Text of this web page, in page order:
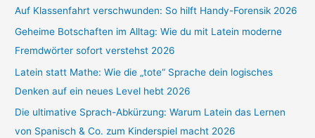
Auf Klassenfahrt verschwunden: So hilft Handy-Forensik 2026
Geheime Botschaften im Alltag: Wie du mit Latein moderne
Fremdwörter sofort verstehst 2026
Latein statt Mathe: Wie die „tote“ Sprache dein logisches
Denken auf ein neues Level hebt 2026
Die ultimative Sprach-Abkürzung: Warum Latein das Lernen
von Spanisch & Co. zum Kinderspiel macht 2026